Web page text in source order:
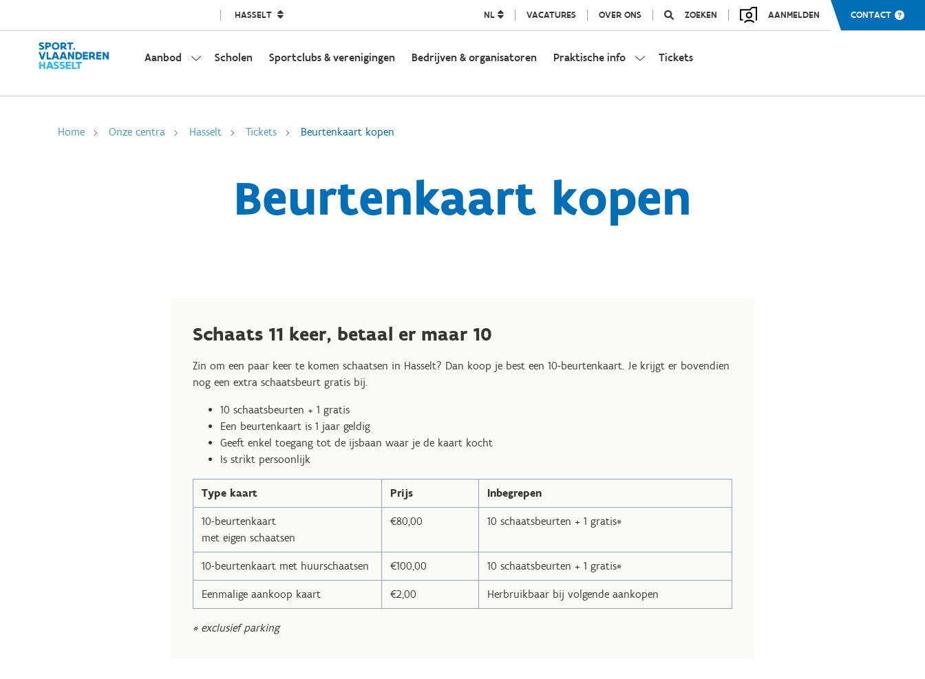
HASSELT NL VACATURES OVER ONS ZOEKEN AANMELDEN CONTACT
Aanbod Scholen Sportclubs & verenigingen Bedrijven & organisatoren Praktische info Tickets
Home Onze centra Hasselt Tickets Beurtenkaart kopen
Beurtenkaart kopen
Schaats 11 keer, betaal er maar 10
Zin om een paar keer te komen schaatsen in Hasselt? Dan koop je best een 10-beurtenkaart. Je krijgt er bovendien
nog een extra schaatsbeurt gratis bij.
10 schaatsbeurten + 1 gratis
Een beurtenkaart is 1 jaar geldig
Geeft enkel toegang tot de ijsbaan waar je de kaart kocht
Is strikt persoonlijk
Type kaart Prijs Inbegrepen
10-beurtenkaart
met eigen schaatsen
€80,00 10 schaatsbeurten + 1 gratis*
10-beurtenkaart met huurschaatsen €100,00 10 schaatsbeurten + 1 gratis*
Eenmalige aankoop kaart €2,00 Herbruikbaar bij volgende aankopen
* exclusief parking